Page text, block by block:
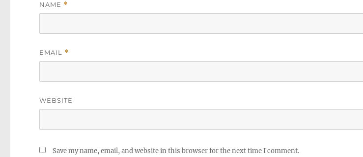
NAME *
EMAIL *
WEBSITE
Save my name, email, and website in this browser for the next time I comment.